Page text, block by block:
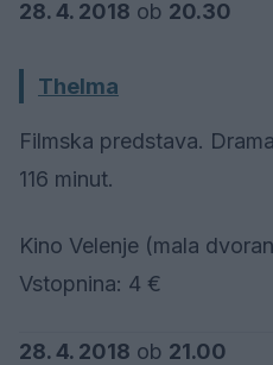
28. 4. 2018 ob 20.30
Thelma
Filmska predstava.
116 minut.
Kino Velenje (mala
Vstopnina: 4 €
28. 4. 2018 ob 21.00